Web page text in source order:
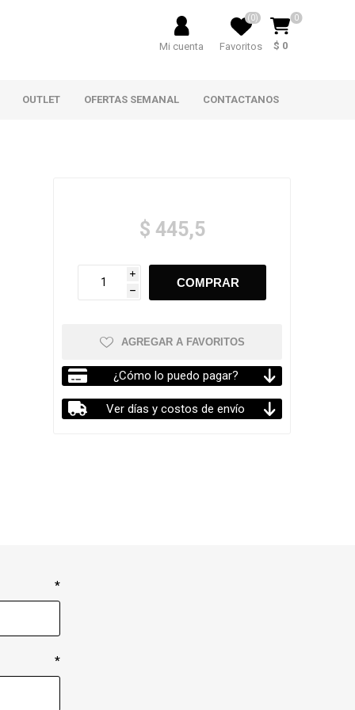
Mi cuenta Favoritos
(0) 0
$ 0
OUTLET OFERTAS SEMANAL CONTACTANOS
$ 445,5
i
h
AGREGAR A FAVORITOS
¿Cómo lo puedo pagar?
Ver días y costos de envío
*
*